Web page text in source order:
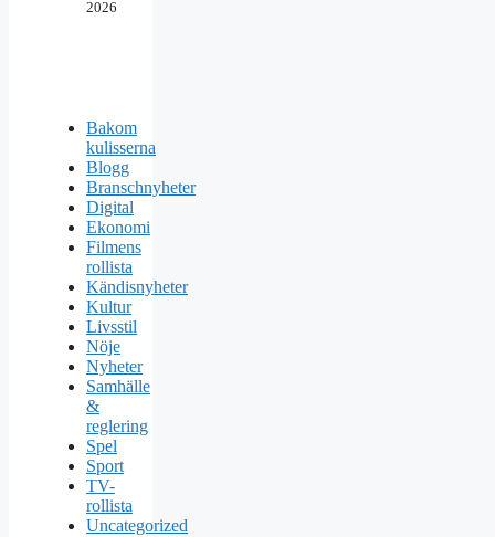
2026
Bakom
kulisserna
Blogg
Branschnyheter
Digital
Ekonomi
Filmens
rollista
Kändisnyheter
Kultur
Livsstil
Nöje
Nyheter
Samhälle
&
reglering
Spel
Sport
TV-
rollista
Uncategorized